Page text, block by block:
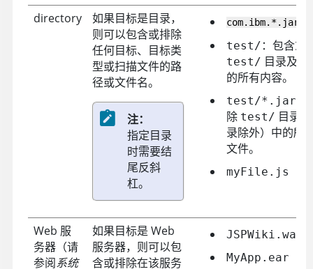
directory
如果目标是目录，
则可以包含或排除
任何目标、目标类
型或扫描文件的路
径或文件名。
注：
指定目录
时需要结
尾反斜
杠。
com.ibm.*.jar
test/ ：包含或
test/ 目录及其
的所有内容。
test/*.jar
除 test/ 目录
录除外）中的所
文件。
myFile.js
Web 服
务器（请
参阅系统
如果目标是 Web
服务器，则可以包
含或排除在该服务
JSPWiki.war
MyApp.ear